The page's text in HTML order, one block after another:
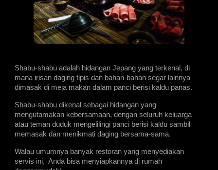
Shabu-shabu adalah hidangan Jepang yang terkenal, di
mana irisan daging tipis dan bahan-bahan segar lainnya
dimasak di meja makan dalam panci berisi kaldu panas.
Shabu-shabu dikenal sebagai hidangan yang
mengutamakan kebersamaan, dengan seluruh keluarga
atau teman duduk mengelilingi panci berisi kaldu sambil
memasak dan menikmati daging bersama-sama.
Walau umumnya banyak restoran yang menyediakan
servis ini,  Anda bisa menyiapkannya di rumah